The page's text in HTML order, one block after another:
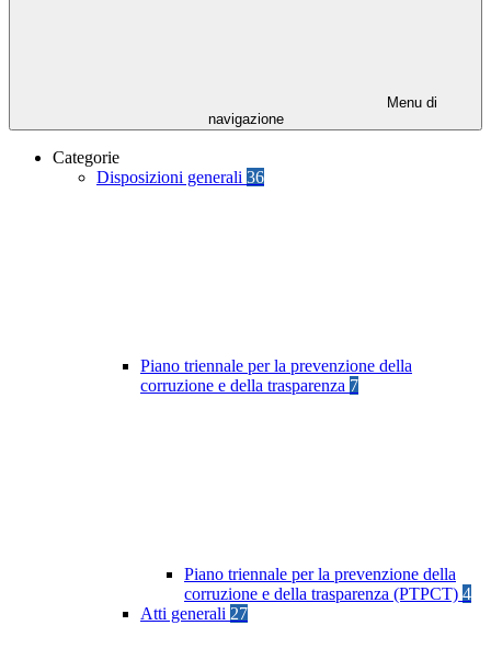
Menu di
navigazione
Categorie
Disposizioni generali 36
Piano triennale per la prevenzione della
corruzione e della trasparenza 7
Piano triennale per la prevenzione della
corruzione e della trasparenza (PTPCT) 4
Atti generali 27